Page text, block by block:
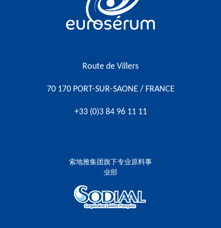
Route de Villers
70 170 PORT-SUR-SAONE / FRANCE
+33 (0)3 84 96 11 11
索地雅集团旗下专业原料事
业部